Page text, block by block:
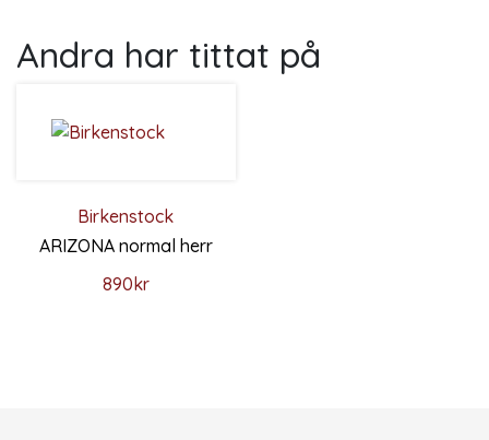
Andra har tittat på
Birkenstock
ARIZONA normal herr
890kr